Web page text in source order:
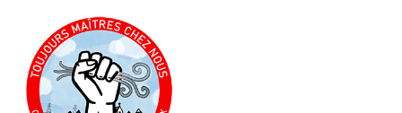
contenu